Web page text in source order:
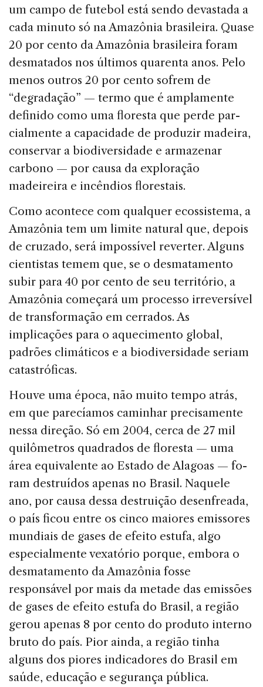
um campo de futebol está sendo devastada a
cada minuto só na Amazônia brasi­leira. Quase
20 por cento da Amazônia brasileira foram
desmatados nos últimos quarenta anos. Pelo
menos ou­tros 20 por cento sofrem de
“degradação” — termo que é amplamente
definido como uma floresta que perde par­
cialmente a capacidade de produzir madeira,
conservar a biodiversidade e armazenar
carbono — por causa da ex­ploração
madeireira e incêndios florestais.
Como acontece com qualquer ecossistema, a
Amazô­nia tem um limite natural que, depois
de cruzado, será impossível reverter. Alguns
cientistas temem que, se o desmatamento
subir para 40 por cento de seu territó­rio, a
Amazônia começará um processo irreversível
de transformação em cerrados. As
implicações para o aque­cimento global,
padrões climáticos e a biodiversidade se­riam
catastróficas.
Houve uma época, não muito tempo atrás,
em que parecíamos caminhar precisamente
nessa direção. Só em 2004, cerca de 27 mil
quilômetros quadrados de flo­resta — uma
área equivalente ao Estado de Alagoas — fo­
ram destruídos apenas no Brasil. Naquele
ano, por causa dessa destruição desenfreada,
o país ficou entre os cinco maiores emissores
mundiais de gases de efeito estufa, algo
especialmente vexatório porque, embora o
desma­tamento da Amazônia fosse
responsável por mais da me­tade das emissões
de gases de efeito estufa do Brasil, a região
gerou apenas 8 por cento do produto interno
bruto do país. Pior ainda, a região tinha
alguns dos piores indi­cadores do Brasil em
saúde, educação e segurança pública.